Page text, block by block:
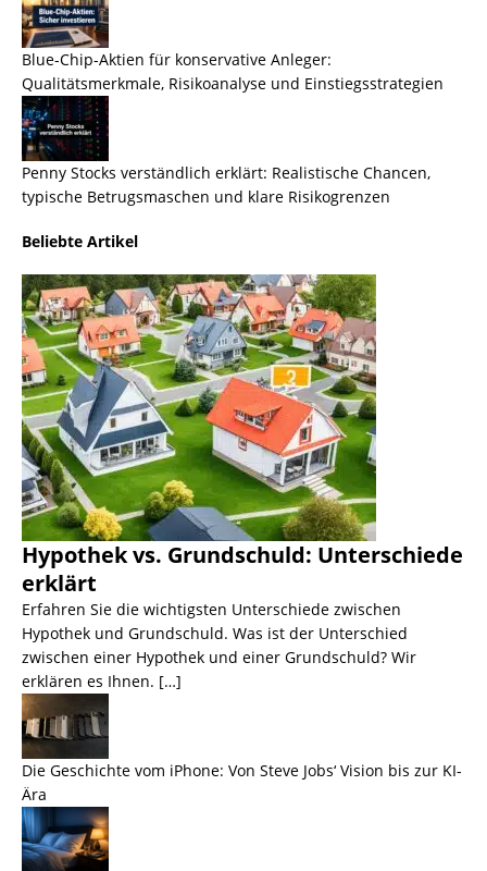
Blue-Chip-Aktien für konservative Anleger:
Qualitätsmerkmale, Risikoanalyse und Einstiegsstrategien
Penny Stocks verständlich erklärt: Realistische Chancen,
typische Betrugsmaschen und klare Risikogrenzen
Beliebte Artikel
Hypothek vs. Grundschuld: Unterschiede
erklärt
Erfahren Sie die wichtigsten Unterschiede zwischen
Hypothek und Grundschuld. Was ist der Unterschied
zwischen einer Hypothek und einer Grundschuld? Wir
erklären es Ihnen. […]
Die Geschichte vom iPhone: Von Steve Jobs‘ Vision bis zur KI-
Ära